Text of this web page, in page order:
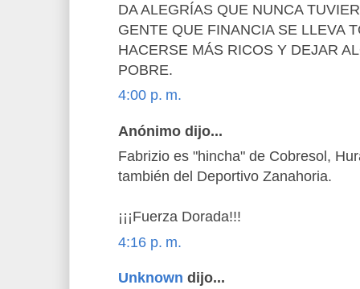
DA ALEGRÍAS QUE NUNCA
GENTE QUE FINANCIA SE LLEVA
HACERSE MÁS RICOS Y DEJAR
POBRE.
4:00 p. m.
Anónimo dijo...
Fabrizio es "hincha" de Cobresol,
también del Deportivo Zanahoria.
¡¡¡Fuerza Dorada!!!
4:16 p. m.
Unknown dijo...